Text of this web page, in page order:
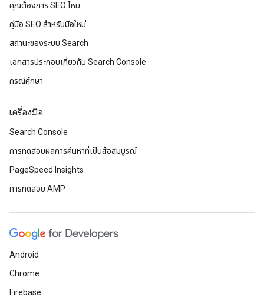
คุณต้องการ SEO ไหม
คู่มือ SEO สำหรับมือใหม่
สถานะของระบบ Search
เอกสารประกอบเกี่ยวกับ Search Console
กรณีศึกษา
เครื่องมือ
Search Console
การทดสอบผลการค้นหาที่เป็นสื่อสมบูรณ์
PageSpeed Insights
การทดสอบ AMP
Android
Chrome
Firebase